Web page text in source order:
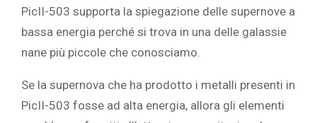
PicII-503 supporta la spiegazione delle supernove a
bassa energia perché si trova in una delle galassie
nane più piccole che conosciamo.
Se la supernova che ha prodotto i metalli presenti in
PicII-503 fosse ad alta energia, allora gli elementi